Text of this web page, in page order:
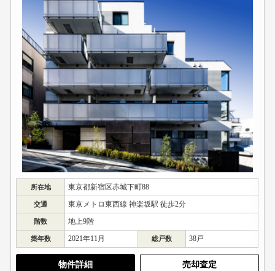
所在地 東京都新宿区赤城下町88
交通 東京メトロ東西線 神楽坂駅 徒歩2分
階数 地上9階
築年数 2021年11月 総戸数 38戸
物件詳細 売却査定